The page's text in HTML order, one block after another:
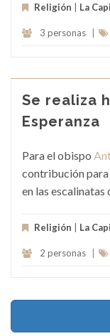
Religión La
3 personas
Se realiza
Esperanza
Para el obispo
contribución para
en las escalinatas
Religión La
2 personas